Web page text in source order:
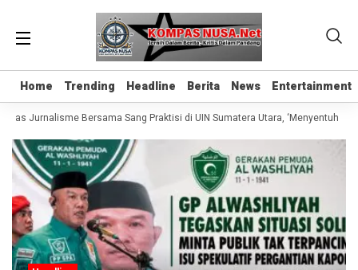
Home Trending Headline Berita News Entertainment
Home Trending Headline Berita News Entertainment
Jurnalisme Bersama Sang Praktisi di UIN Sumatera Utara, ‘Menyentuh Hati